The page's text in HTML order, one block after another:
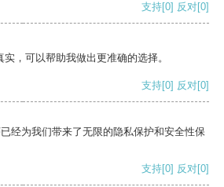
支持[0] 反对[0]
，可以帮助我做出更准确的选择。
支持[0] 反对[0]
经为我们带来了无限的隐私保护和安全性保
支持[0] 反对[0]